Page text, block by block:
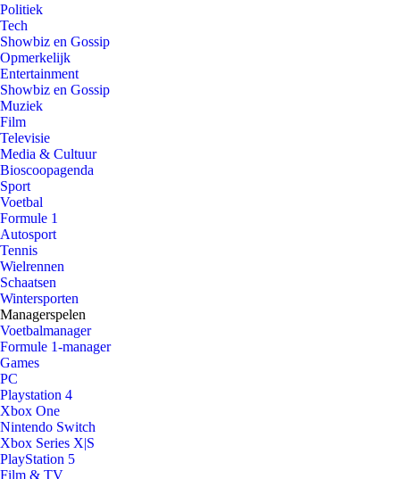
Politiek
Tech
Showbiz en Gossip
Opmerkelijk
Entertainment
Showbiz en Gossip
Muziek
Film
Televisie
Media & Cultuur
Bioscoopagenda
Sport
Voetbal
Formule 1
Autosport
Tennis
Wielrennen
Schaatsen
Wintersporten
Managerspelen
Voetbalmanager
Formule 1-manager
Games
PC
Playstation 4
Xbox One
Nintendo Switch
Xbox Series X|S
PlayStation 5
Film & TV